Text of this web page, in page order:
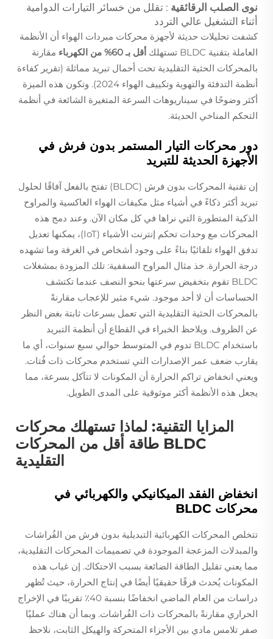
نوى الصلب الرقائقية : تقلل من خسائر التيارات الدوامية
أثناء التشغيل عالي التردد
كشفت تحليلات حديثة لأجهزة محركات مبردات الهواء أن الأنظمة
العاملة بتقنية BLDC تستهلك
أقل بـ 60% من الكهرباء
مقارنة
بالمحركات الحثية التقليدية تحت أحمال تبريد مماثلة (تقرير كفاءة
أنظمة التدفئة والتهوية وتكييف الهواء 2024). وتكون هذه الميزة
أكثر وضوحًا في سيناريوهات السرعة المتغيرة الشائعة في أنظمة
التحكم المناخي الحديثة.
دور محركات التيار المستمر بدون فرش في
الأجهزة الحديثة للتبريد
إن تقنية المحركات بدون فرش (BLDC) تفتح بالفعل آفاقًا لحلول
تبريد أكثر ذكاءً في أشياء مثل مكيفات الهواء العاكسية والمراوح
الذكية المتطورة التي نراها في كل مكان الآن. وعند دمج هذه
المحركات مع وحدات تحكم إنترنت الأشياء (IoT)، يمكنها تعديل
تدفق الهواء تلقائيًا بناءً على وجود أشخاص في الغرفة وما تشهده
درجة الحرارة. خذ مثال المراوح السقفية: تلك المزودة بمشغلات
BLDC تقوم بتخفيض سرعتها بنحو النصف عندما تكتشف
الحساسات أن لا أحد موجود. شيء مثير للإعجاب مقارنةً
بالمحركات الحثية التقليدية التي تعمل بسرعات ثابتة بغض النظر
عن الظروف. ويلاحظ الخبراء في القطاع أن أنظمة التبريد
باستخدام BLDC تدوم في المتوسط حوالي سبع سنوات، أي ما
يقارب ضعف عمر الإصدارات التي تستخدم محركات ذات فُتات.
ويعني انخفاض تراكم الحرارة أن المكونات لا تتآكل بسرعة، مما
يجعل هذه الأنظمة أكثر موثوقية على المدى الطويل.
المزايا التقنية: لماذا تستهلك محركات
BLDC طاقة أقل من المحركات
التقليدية
انخفاض الفقد الميكانيكي والكهربائي في
محركات BLDC
تتخلص المحركات الكهربائية التبديلية بدون فرش من الفُراشات
والمبدلات المزعجة الموجودة في تصميمات المحركات التقليدية،
مما يعني تقليل الطاقة الضائعة بسبب الاحتكاك. إن غياب هذه
المكونات يُحدث فرقًا حقيقيًا أيضًا في إنتاج الحرارة، حيث تُظهر
دراسات من العام الماضي انخفاضًا بنسبة 40٪ تقريبًا في الإخراج
الحراري مقارنةً بالمحركات ذات الفُراشات. وبما أن هناك عمليًا
صفر تلامس مادي بين الأجزاء المتحركة والهيكل الثابت، نلاحظ